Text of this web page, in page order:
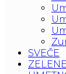
SVEČE